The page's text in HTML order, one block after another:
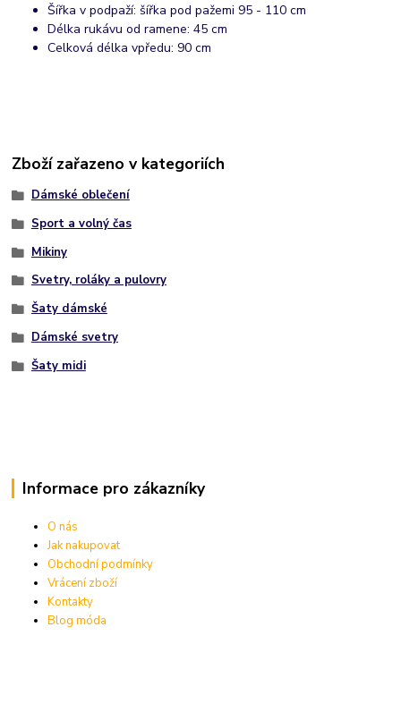
Šířka v podpaží: šířka pod pažemi 95 - 110 cm
Délka rukávu od ramene: 45 cm
Celková délka vpředu: 90 cm
Zboží zařazeno v kategoriích
Dámské oblečení
Sport a volný čas
Mikiny
Svetry, roláky a pulovry
Šaty dámské
Dámské svetry
Šaty midi
Informace pro zákazníky
O nás
Jak nakupovat
Obchodní podmínky
Vrácení zboží
Kontakty
Blog móda